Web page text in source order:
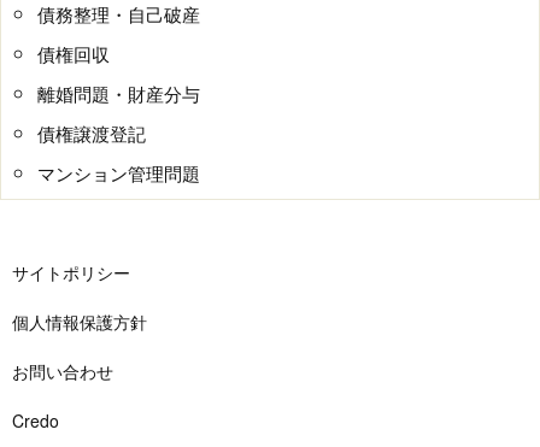
債務整理・自己破産
債権回収
離婚問題・財産分与
債権譲渡登記
マンション管理問題
サイトポリシー
個人情報保護方針
お問い合わせ
Credo